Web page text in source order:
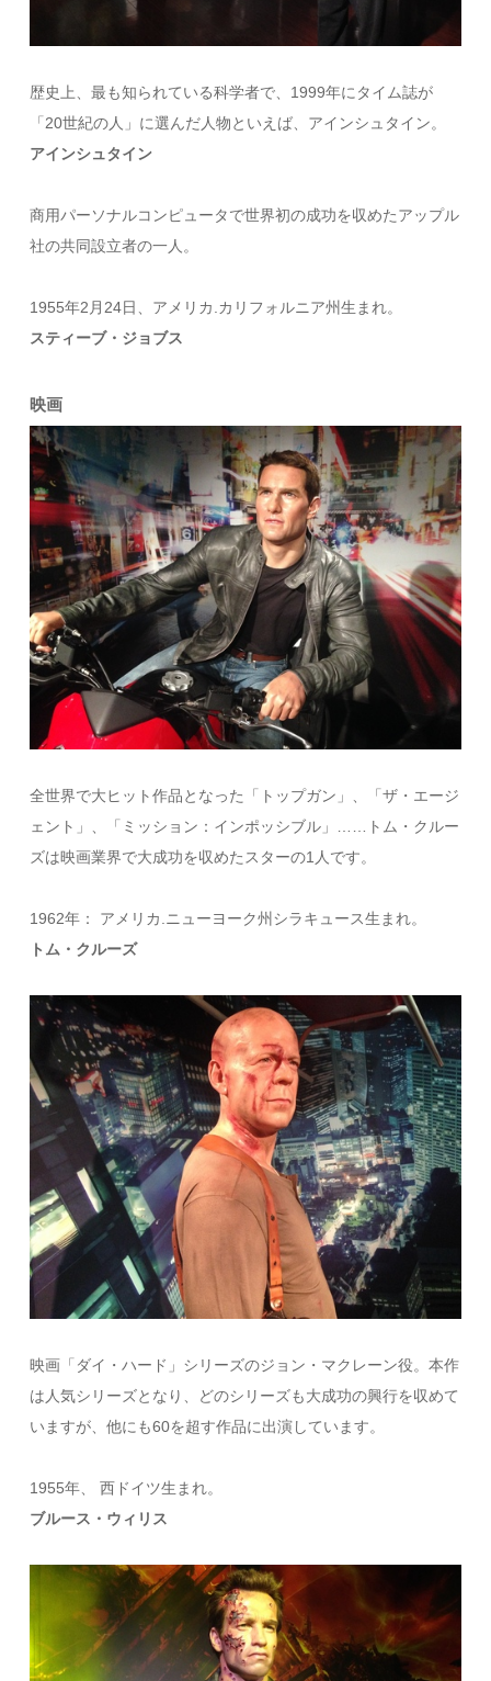
歴史上、最も知られている科学者で、1999年にタイム誌が
「20世紀の人」に選んだ人物といえば、アインシュタイン。
アインシュタイン
商用パーソナルコンピュータで世界初の成功を収めたアップル
社の共同設立者の一人。
1955年2月24日、アメリカ.カリフォルニア州生まれ。
スティーブ・ジョブス
映画
全世界で大ヒット作品となった「トップガン」、「ザ・エージ
ェント」、「ミッション：インポッシブル」……トム・クルー
ズは映画業界で大成功を収めたスターの1人です。
1962年： アメリカ.ニューヨーク州シラキュース生まれ。
トム・クルーズ
映画「ダイ・ハード」シリーズのジョン・マクレーン役。本作
は人気シリーズとなり、どのシリーズも大成功の興行を収めて
いますが、他にも60を超す作品に出演しています。
1955年、 西ドイツ生まれ。
ブルース・ウィリス